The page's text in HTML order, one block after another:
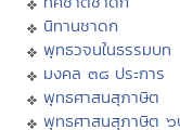
นิทานชาดก
พุทธวจนในธรรมบท
มงคล ๓๘ ประการ
พุทธศาสนสุภาษิต
พุทธศาสนสุภาษิต